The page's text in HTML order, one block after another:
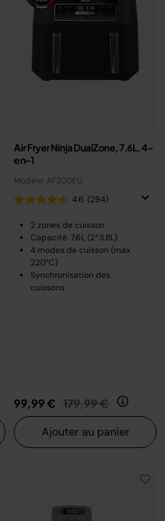
Air Fryer Ninja DualZone, 7.6L, 4-
en-1
Modèle: AF200EU
4.6 (294)
2 zones de cuisson
Capacité: 7.6L (2*3.8L)
4 modes de cuisson (max
220°C)
Synchronisation des
cuissons
99,99 € Prix réduit de
179,99 € au
Ajouter au panier